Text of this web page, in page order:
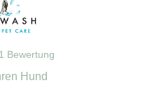
1 Bewertung
Hund